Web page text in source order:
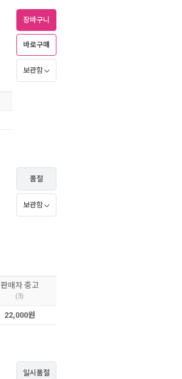
장바구니
바로구매
보관함
품절
보관함
판매자 중고
(3)
22,000원
일시품절